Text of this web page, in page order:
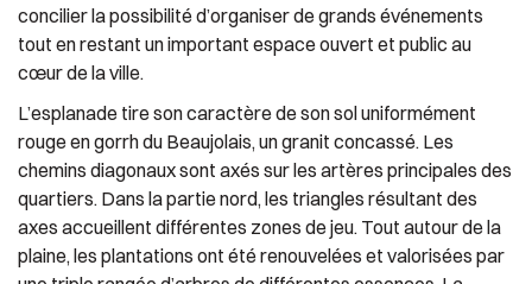
concilier la possibilité d’organiser de grands événements
tout en restant un important espace ouvert et public au
cœur de la ville.
L’esplanade tire son caractère de son sol uniformément
rouge en gorrh du Beaujolais, un granit concassé. Les
chemins diagonaux sont axés sur les artères principales des
quartiers. Dans la partie nord, les triangles résultant des
axes accueillent différentes zones de jeu. Tout autour de la
plaine, les plantations ont été renouvelées et valorisées par